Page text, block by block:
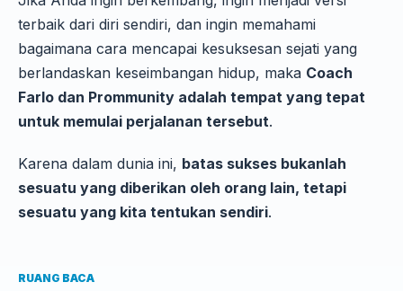
terbaik dari diri sendiri, dan ingin memahami
bagaimana cara mencapai kesuksesan sejati yang
berlandaskan keseimbangan hidup, maka Coach
Farlo dan Prommunity adalah tempat yang tepat
untuk memulai perjalanan tersebut.
Karena dalam dunia ini, batas sukses bukanlah
sesuatu yang diberikan oleh orang lain, tetapi
sesuatu yang kita tentukan sendiri.
RUANG BACA